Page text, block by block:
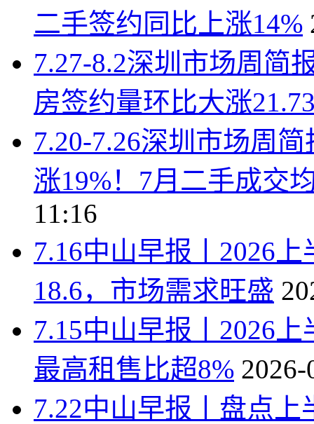
二手签约同比上涨14%
7.27-8.2深圳市场周简
房签约量环比大涨
7.20-7.26深圳市场周
涨19%！7月二手成交
11:16
7.16中山早报丨2026
18.6，市场需求旺盛
7.15中山早报丨2026
最高租售比超8% 2026-
7.22中山早报丨盘点